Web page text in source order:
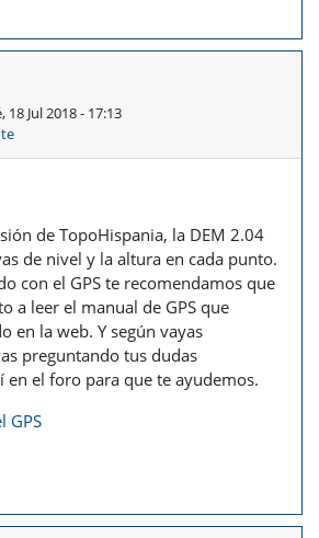
18 Jul 2018 - 17:13
de TopoHispania, la DEM 2.04
de nivel y la altura en cada punto.
con el GPS te recomendamos que
a leer el manual de GPS que
en la web. Y según vayas
preguntando tus dudas
en el foro para que te ayudemos.
GPS